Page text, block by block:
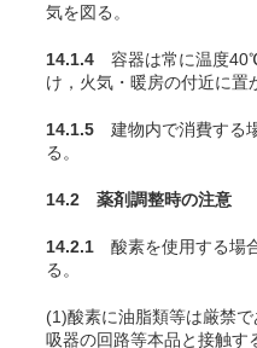
気を図る。
14.1.4 容器は常に温度
け，火気・暖房の付近に置
14.1.5 建物内で消費する
る。
14.2 薬剤調整時の注意
14.2.1 酸素を使用する場
る。
(1)酸素に油脂類等は厳禁
吸器の回路等本品と接触す